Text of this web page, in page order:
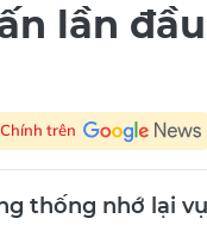
lần đầu
trên
thống nhớ lại vụ